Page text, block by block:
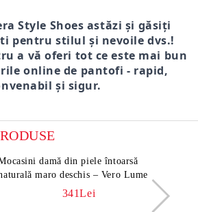
Style Shoes astăzi și găsiți
pentru stilul și nevoile dvs.!
a vă oferi tot ce este mai bun
online de pantofi - rapid,
și sigur.
damă din piele întoarsă
maro deschis – Vero Lume
341Lei